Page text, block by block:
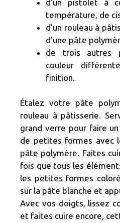
d’un pistolet à
température, de
d’un rouleau à
d’une pâte
de trois autres
couleur
finition.
Étalez votre pâte
rouleau à pâtisserie.
grand verre pour faire
de petites formes avec
pâte polymère. Faites
fois que tous les
les petites formes
sur la pâte blanche et
Avec vos doigts, lissez
et faites cuire encore,